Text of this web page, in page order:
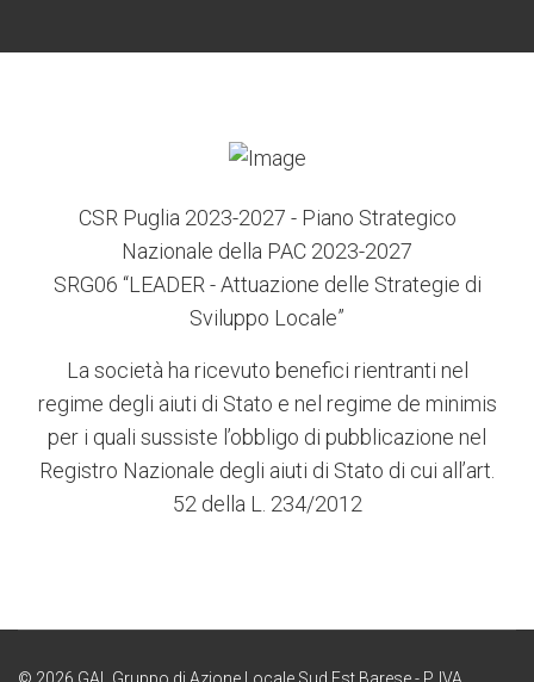
CSR Puglia 2023-2027 - Piano Strategico
Nazionale della PAC 2023-2027
SRG06 “LEADER - Attuazione delle Strategie di
Sviluppo Locale”
La società ha ricevuto benefici rientranti nel
regime degli aiuti di Stato e nel regime de minimis
per i quali sussiste l’obbligo di pubblicazione nel
Registro Nazionale degli aiuti di Stato di cui all’art.
52 della L. 234/2012
© 2026 GAL Gruppo di Azione Locale Sud Est Barese - P. IVA